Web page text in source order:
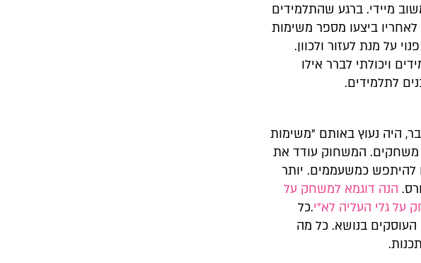
מיידי. ברגע שהתלמידים
ביצעו מספר משימות
על מנת לעזור ולכוון.
ויכולתי לברר אילו
לתלמידים.
היה נעוץ באותם "משימות
משחקים. המשחוק עודד את
להיתפש כמשעממים. יותר
הנה דוגמא למשחק על
על גלי העליה לא"י.כל
העוסקים בנושא. כל מה